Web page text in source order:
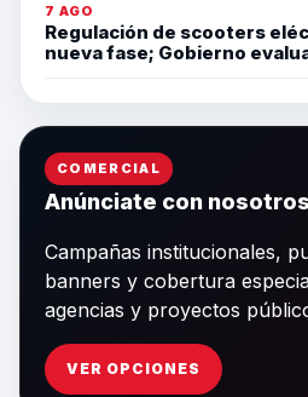
7 AGO
Regulación de scooters
nueva fase; Gobierno
COMERCIAL
Anúnciate con nosotros
Campañas institucionales,
banners y cobertura
agencias y proyectos
VER OPCIONES